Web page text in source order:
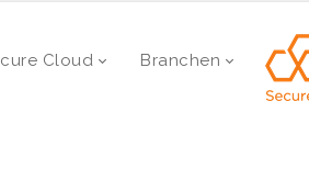
Cloud Branchen